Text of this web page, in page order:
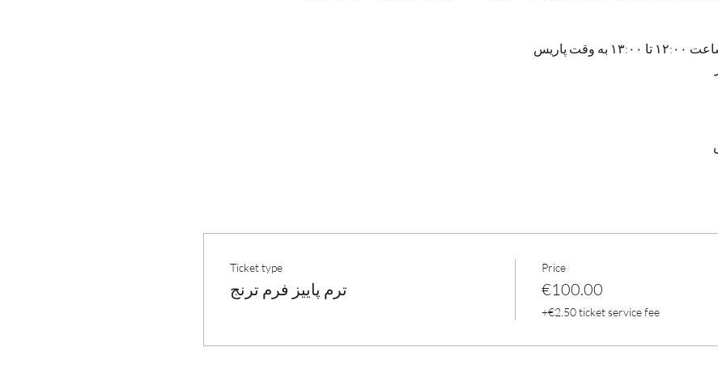
Ticket type
ترم پاییز فرم ترنج
Price
€100.00
+€2.50 ticket service fee